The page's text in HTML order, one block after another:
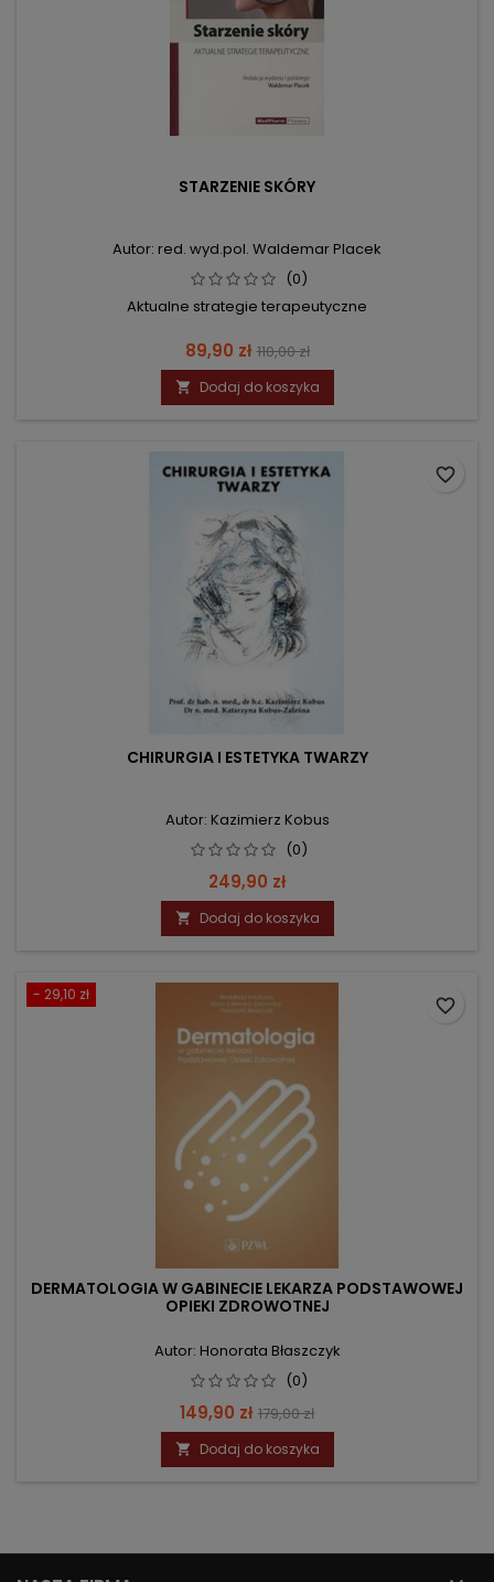
STARZENIE SKÓRY
Autor: red. wyd.pol. Waldemar Placek
(0)
Aktualne strategie terapeutyczne
Cena
89,90 zł Cena
podstawowa
110,00 zł
 Dodaj do koszyka
CHIRURGIA I ESTETYKA TWARZY
Autor: Kazimierz Kobus
(0)
Cena
249,90 zł
 Dodaj do koszyka
favorite_border
- 29,10 zł
DERMATOLOGIA W GABINECIE LEKARZA PODSTAWOWEJ
OPIEKI ZDROWOTNEJ
Autor: Honorata Błaszczyk
(0)
Cena
149,90 zł Cena
podstawowa
179,00 zł
 Dodaj do koszyka
favorite_border